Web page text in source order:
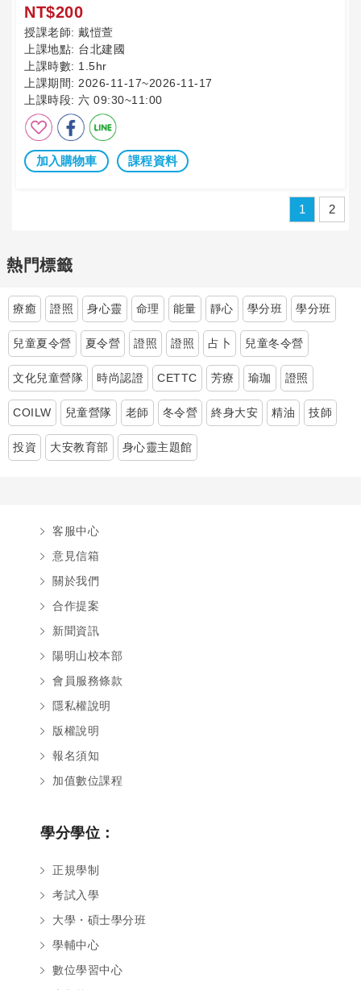
NT$200
授課老師: 戴愷萱
上課地點: 台北建國
上課時數: 1.5hr
上課期間: 2026-11-17~2026-11-17
上課時段: 六 09:30~11:00
加入購物車 課程資料
1 2
熱門標籤
療癒 證照 身心靈 命理 能量 靜心 學分班 學分班
兒童夏令營 夏令營 證照 證照 占卜 兒童冬令營
文化兒童營隊 時尚認證 CETTC 芳療 瑜珈 證照
COILW 兒童營隊 老師 冬令營 終身大安 精油 技師
投資 大安教育部 身心靈主題館
客服中心
意見信箱
關於我們
合作提案
新聞資訊
陽明山校本部
會員服務條款
隱私權說明
版權說明
報名須知
加值數位課程
學分學位：
正規學制
考試入學
大學・碩士學分班
學輔中心
數位學習中心